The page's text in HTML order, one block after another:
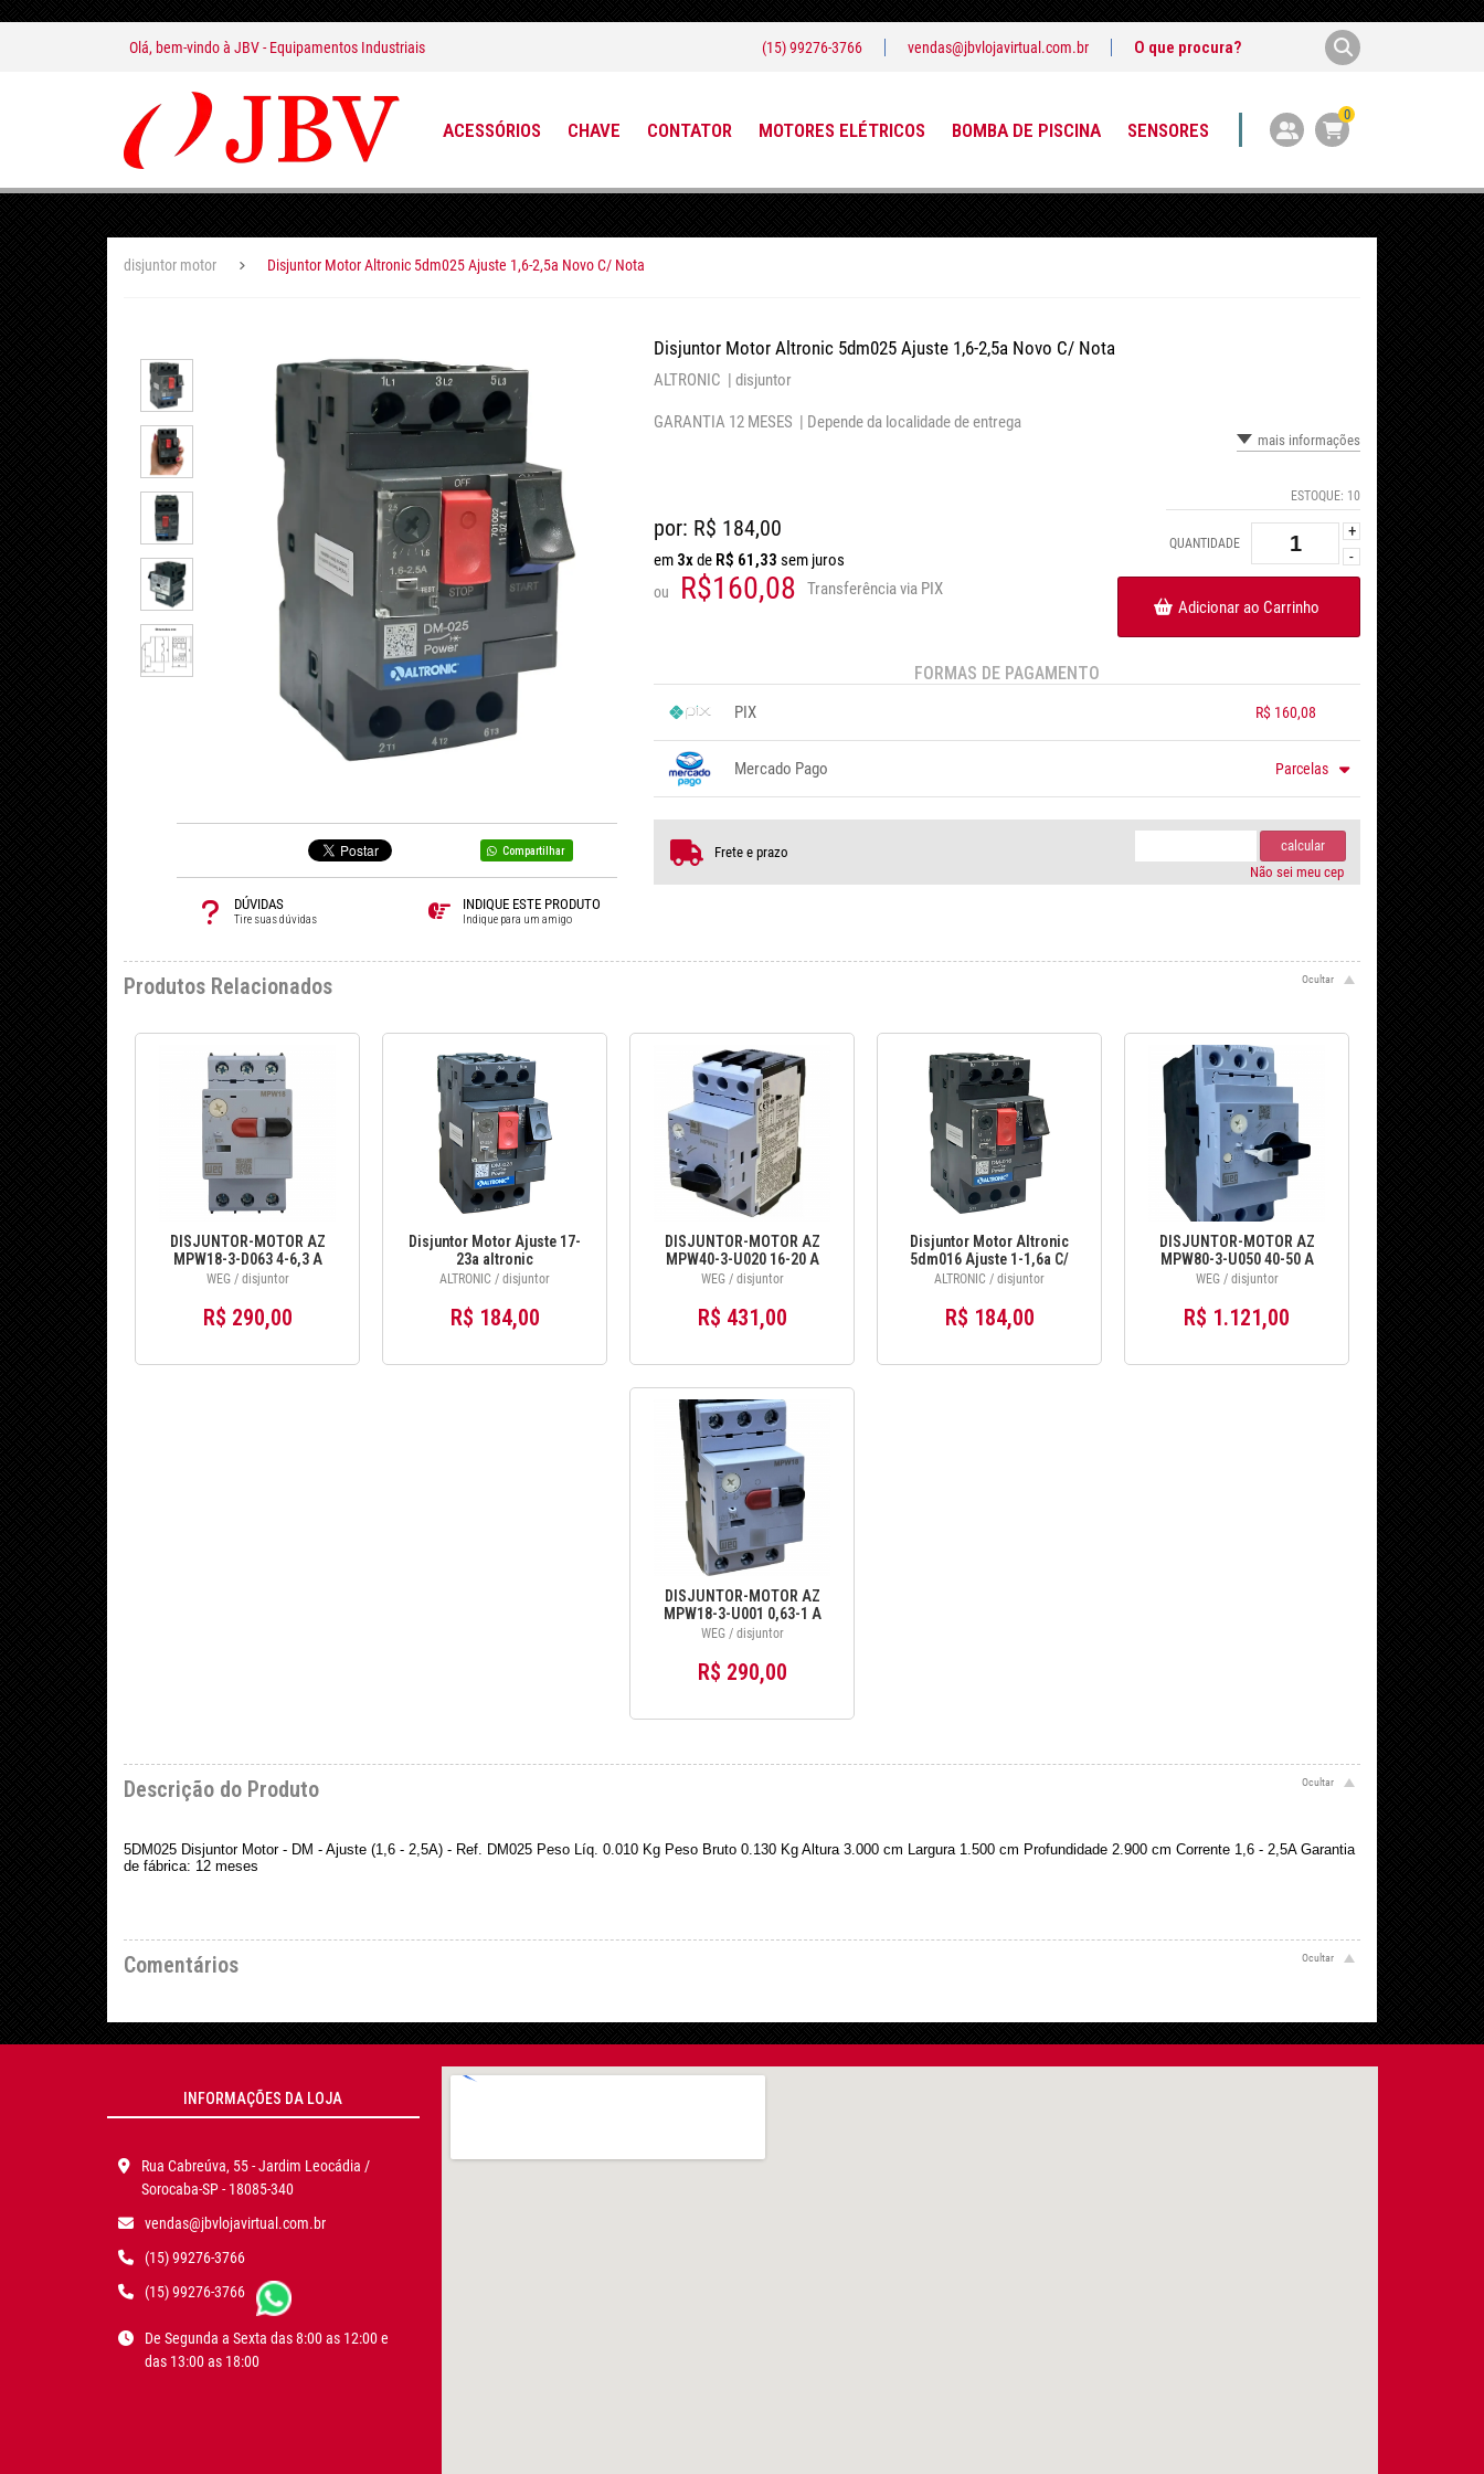
Olá, bem-vindo à JBV - Equipamentos Industriais (15) 99276-3766 vendas@jbvlojavirtual.com.br
ACESSÓRIOS CHAVE CONTATOR MOTORES ELÉTRICOS BOMBA DE PISCINA SENSORES
0
disjuntor motor Disjuntor Motor Altronic 5dm025 Ajuste 1,6-2,5a Novo C/ Nota
Compartilhar
DÚVIDAS
Tire suas dúvidas
INDIQUE ESTE PRODUTO
Indique para um amigo
Disjuntor Motor Altronic 5dm025 Ajuste 1,6-2,5a Novo C/ Nota
ALTRONIC | disjuntor
GARANTIA 12 MESES | Depende da localidade de entrega
mais informações
por: R$ 184,00
em 3xde R$ 61,33 sem juros
ou R$160,08 Transferência via PIX
ESTOQUE: 10
QUANTIDADE
+
-
Adicionar ao Carrinho
FORMAS DE PAGAMENTO
PIX R$ 160,08
Mercado Pago Parcelas
.....
Frete e prazo
calcular
Não sei meu cep
Produtos Relacionados
DISJUNTOR-MOTOR AZ
MPW18-3-D063 4-6,3 A
WEG / disjuntor
R$ 290,00
Disjuntor Motor Ajuste 17-
23a altronic
ALTRONIC / disjuntor
R$ 184,00
DISJUNTOR-MOTOR AZ
MPW40-3-U020 16-20 A
WEG / disjuntor
R$ 431,00
Disjuntor Motor Altronic
5dm016 Ajuste 1-1,6a C/
Nota Frequência 50hz/60hz
ALTRONIC / disjuntor
R$ 184,00
DISJUNTOR-MOTOR AZ
MPW80-3-U050 40-50 A
WEG / disjuntor
R$ 1.121,00
DISJUNTOR-MOTOR AZ
MPW18-3-U001 0,63-1 A
12429317
WEG / disjuntor
R$ 290,00
Descrição do Produto
5DM025 Disjuntor Motor - DM - Ajuste (1,6 - 2,5A) - Ref. DM025 Peso Líq. 0.010 Kg Peso Bruto 0.130 Kg Altura 3.000 cm Largura 1.500 cm Profundidade 2.900 cm Corrente 1,6 - 2,5A Garantia
de fábrica: 12 meses
Comentários
INFORMAÇÕES DA LOJA
Rua Cabreúva, 55 - Jardim Leocádia /
Sorocaba-SP - 18085-340
vendas@jbvlojavirtual.com.br
(15) 99276-3766
(15) 99276-3766
De Segunda a Sexta das 8:00 as 12:00 e
das 13:00 as 18:00